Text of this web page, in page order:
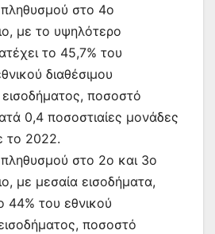
στο 4ο
με το υψηλότερο
το 45,7% του
διαθέσιμου
ποσοστό
0,4 ποσοστιαίες μονάδες
το 2022.
στο 2ο και 3ο
με μεσαία εισοδήματα,
44% του εθνικού
ποσοστό